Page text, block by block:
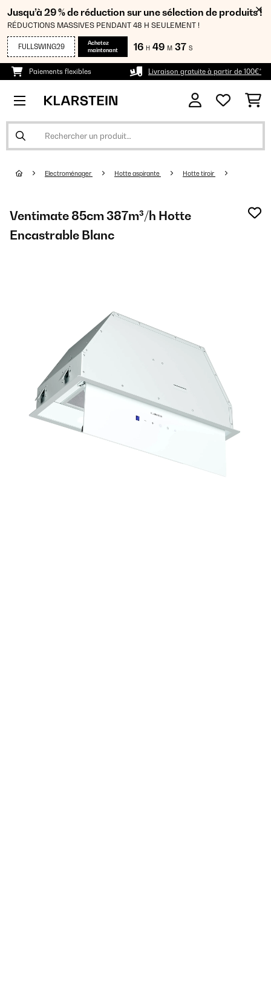
Jusqu’à 29 % de réduction sur une sélection de produits !
RÉDUCTIONS MASSIVES PENDANT 48 H SEULEMENT !
FULLSWING29
Achetez
maintenant
16 H 49 M 37 S
Paiements flexibles Livraison gratuite à partir de 100€*
Electroménager Hotte aspirante Hotte tiroir
Ventimate 85cm 387m³/h Hotte
Encastrable Blanc